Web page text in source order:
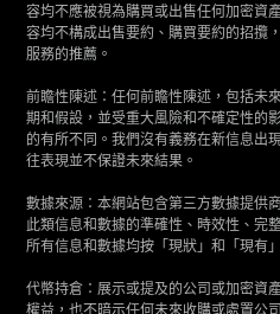
容均不應被視為購買或出售任何加密資
容均不構成出售要約、購買要約的招攬
服務的推薦。
前瞻性陳述：任何前瞻性陳述，包括未
期和假設，並受重大風險和不確定性的
的有所不同。我們沒有義務在新信息出
往表現並不保證未來結果。
數據來源：本網站包含第三方數據提供
此類信息和數據的準確性、時效性、完
所有信息和數據均按「現狀」和「現有
代幣持倉：展示或提及的公司或加密資
權益，也不暗示任何未來收購或處置公